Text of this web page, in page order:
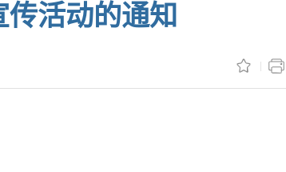
活动的通知